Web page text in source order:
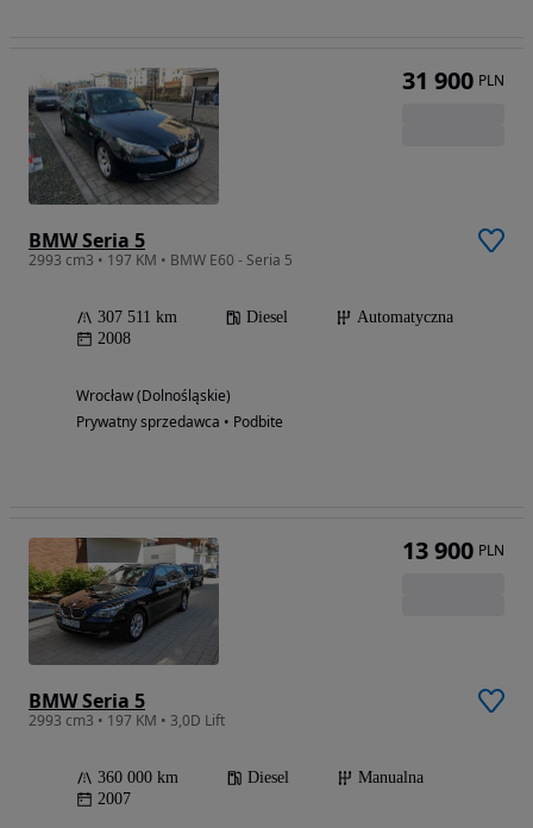
BMW Seria 5
2993 cm3 • 197 KM • BMW E60 - Seria 5
307 511 km Diesel
Automatyczna
2008
Wrocław (Dolnośląskie)
Prywatny sprzedawca • Podbite
31 900 PLN
BMW Seria 5
2993 cm3 • 197 KM • 3,0D Lift
360 000 km Diesel
Manualna
2007
13 900 PLN